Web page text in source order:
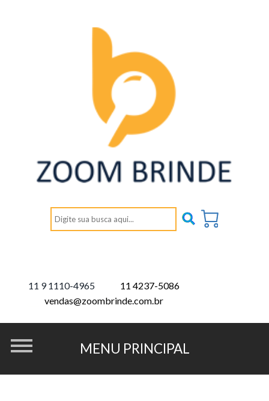
11 9 1110-4965
11 4237-5086
vendas@zoombrinde.com.br